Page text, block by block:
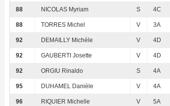
88 NICOLAS Myriam S 4C
88 TORRES Michel V 3A
92 DEMAILLY Michèle V 4D
92 GAUBERTI Josette V 4D
92 ORGIU Rinaldo S 4A
95 DUHAMEL Danièle V 4A
96 RIQUIER Michelle V 5A